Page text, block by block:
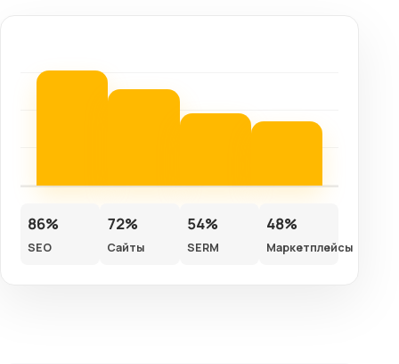
86%
SEO
72%
Сайты
54%
SERM
48%
Маркетплейсы